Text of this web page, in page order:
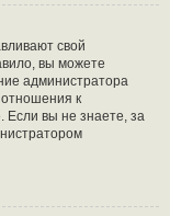
свой
вы можете
администратора
к
вы не знаете, за